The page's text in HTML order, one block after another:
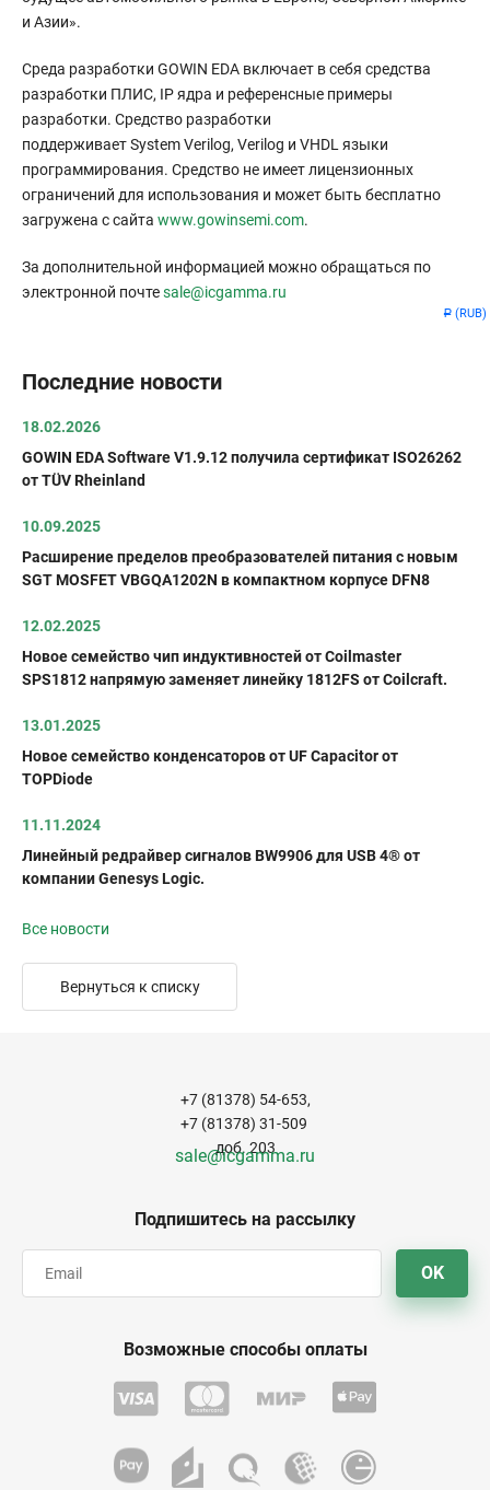
Р (RUB)
и Азии».
Среда разработки GOWIN EDA включает в себя средства
разработки ПЛИС, IP ядра и референсные примеры
разработки. Средство разработки
поддерживает System Verilog, Verilog и VHDL языки
программирования. Средство не имеет лицензионных
ограничений для использования и может быть бесплатно
загружена с сайта www.gowinsemi.com.
За дополнительной информацией можно обращаться по
электронной почтеsale@icgamma.ru
Последние новости
18.02.2026
GOWIN EDA Software V1.9.12 получила сертификат ISO26262
от TÜV Rheinland
10.09.2025
Расширение пределов преобразователей питания с новым
SGT MOSFET VBGQA1202N в компактном корпусе DFN8
12.02.2025
Новое семейство чип индуктивностей от Coilmaster
SPS1812 напрямую заменяет линейку 1812FS от Coilcraft.
13.01.2025
Новое семейство конденсаторов от UF Capacitor от
TOPDiode
11.11.2024
Линейный редрайвер сигналов BW9906 для USB 4® от
компании Genesys Logic.
Все новости
Вернуться к списку
Подпишитесь на рассылку
OK
+7 (81378) 54-653,
+7 (81378) 31-509
доб. 203
sale@icgamma.ru
Возможные способы оплаты